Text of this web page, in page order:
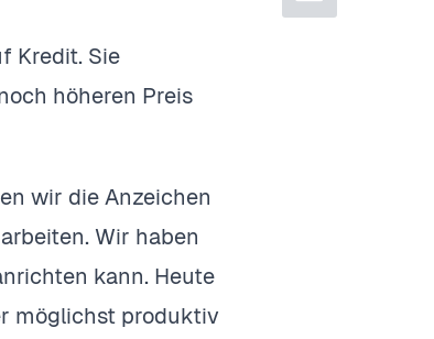
Kredit. Sie
höheren Preis
wir die Anzeichen
Wir haben
kann. Heute
möglichst produktiv